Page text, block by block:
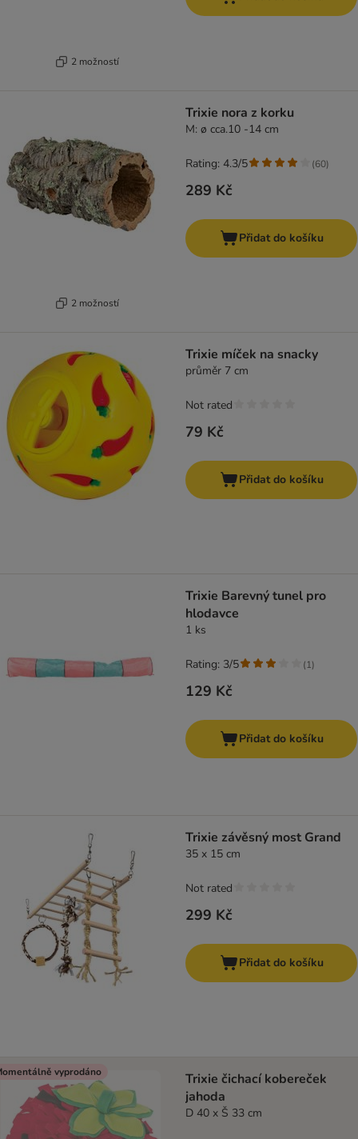
2 možností
2 možností
Trixie nora z korku
M: ø cca.10 -14 cm
289 Kč
Rating: 4.3/5 (60)
Přidat do košíku
Trixie míček na snacky
průměr 7 cm
79 Kč
Not rated
Přidat do košíku
Trixie Barevný tunel pro
hlodavce
1 ks
129 Kč
Rating: 3/5 (1)
Přidat do košíku
Trixie závěsný most Grand
35 x 15 cm
299 Kč
Not rated
Přidat do košíku
vyprodáno
Trixie čichací kobereček
jahoda
D 40 x Š 33 cm